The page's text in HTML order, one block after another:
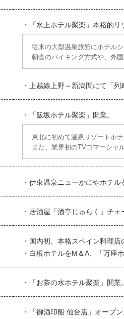
「水上ホテル聚楽」本格的リ
従来の大型温泉旅館にホテルシ
朝食のバイキング方式や、外
上越線上野～新潟間にて「列
「飯坂ホテル聚楽」開業。
東北に初めて温泉リゾートホ
また、業界初のTVコマーシャ
伊東温泉ニューかにやホテル
居酒屋「酒亭じゅらく」チェ
国内初、本格スペイン料理店
白根ホテルをM＆A、「万座
「お茶の水ホテル聚楽」開業。
「御酒印船 仙台店」オープン